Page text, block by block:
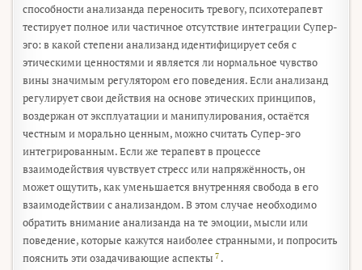
способности анализанда переносить тревогу, психотерапевт
тестирует полное или частичное отсутствие интеграции Супер-
эго: в какой степени анализанд идентифицирует себя с
этическими ценностями и является ли нормальное чувство
вины значимым регулятором его поведения. Если анализанд
регулирует свои действия на основе этических принципов,
воздержан от эксплуатации и манипулирования, остаётся
честным и морально ценным, можно считать Супер-эго
интегрированным. Если же терапевт в процессе
взаимодействия чувствует стресс или напряжённость, он
может ощутить, как уменьшается внутренняя свобода в его
взаимодействии с анализандом. В этом случае необходимо
обратить внимание анализанда на те эмоции, мысли или
поведение, которые кажутся наиболее странными, и попросить
пояснить эти озадачивающие аспекты 7 .